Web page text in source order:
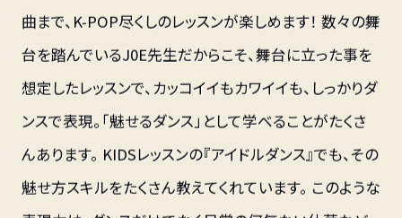
曲まで、K-POP尽くしのレッスンが楽しめます！ 数々の舞
台を踏んでいるJ0E先生だからこそ、舞台に立った事を
想定したレッスンで、カッコイイもカワイイも、しっかりダ
ンスで表現。「魅せるダンス」として学べることがたくさ
んあります。 KIDSレッスンの『アイドルダンス』でも、その
魅せ方スキルをたくさん教えてくれています。 このような